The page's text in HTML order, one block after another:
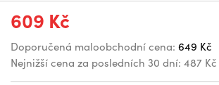
609 Kč
Doporučená maloobchodní cena: 649 Kč
Nejnižší cena za posledních 30 dní: 487 Kč